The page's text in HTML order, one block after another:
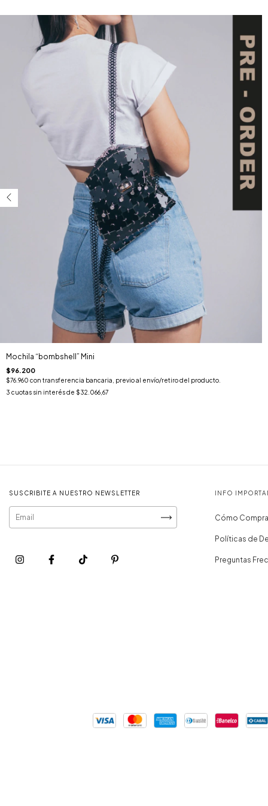
Mochila “bombshell” Mini
$96.200
$76.960 con transferencia bancaria, previo al envío/retiro del producto.
3 cuotas sin interés de $32.066,67
SUSCRIBITE A NUESTRO NEWSLETTER INFO
Cómo
Políticas de
Preguntas